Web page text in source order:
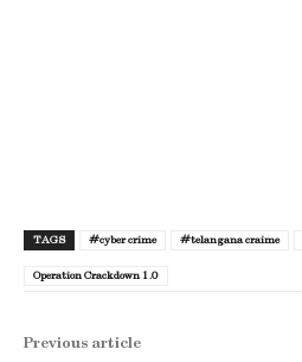
TAGS #cyber crime #telangana craime
Operation Crackdown 1.0
Previous article